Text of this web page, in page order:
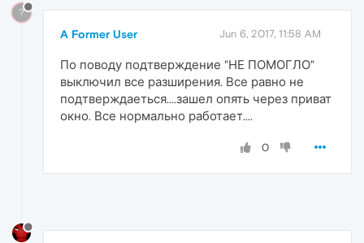
?
A Former User Jun 6, 2017, 11:58 AM
По поводу подтверждение "НЕ ПОМОГЛО"
выключил все разширения. Все равно не
подтверждаеться....зашел опять через приват
окно. Все нормально работает....
0